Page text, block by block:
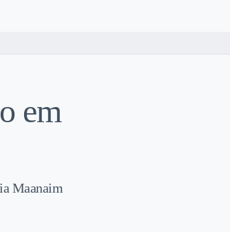
em
Maanaim